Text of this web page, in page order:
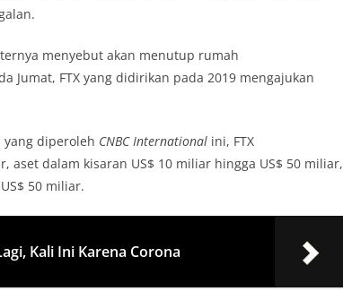
menyebut akan menutup rumah
Jumat, FTX yang didirikan pada 2019 mengajukan
yang diperoleh CNBC International ini, FTX
dalam kisaran US$ 10 miliar hingga US$ 50 miliar,
50 miliar.
Kali Ini Karena Corona